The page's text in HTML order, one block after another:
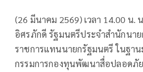
(26 มีนาคม 2569) เวลา 14.00 น.
อิศรภักดี รัฐมนตรีประจำสำนักนา
ราชการแทนนายกรัฐมนตรี ในฐา
กรรมการกองทุนพัฒนาสื่อปลอดภัย